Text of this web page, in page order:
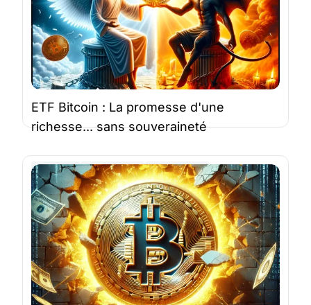
ETF Bitcoin : La promesse d'une
richesse... sans souveraineté
Bitcoin Newsletter
StackinSat
30 janv. 2025 |3 minutes